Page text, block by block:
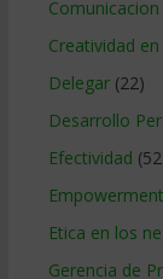
Creatividad
Delegar(22)
Desarrollo
Efectividad
Empowerment
Etica en los
Gerencia de